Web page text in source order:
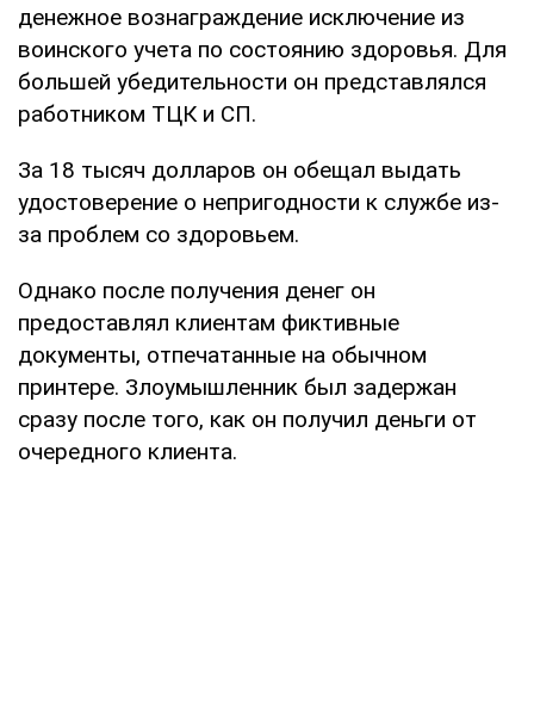
денежное вознаграждение исключение из
воинского учета по состоянию здоровья. Для
большей убедительности он представлялся
работником ТЦК и СП.
За 18 тысяч долларов он обещал выдать
удостоверение о непригодности к службе из-
за проблем со здоровьем.
Однако после получения денег он
предоставлял клиентам фиктивные
документы, отпечатанные на обычном
принтере. Злоумышленник был задержан
сразу после того, как он получил деньги от
очередного клиента.